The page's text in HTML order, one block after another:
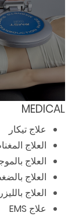
MEDICAL
علاج تيكار
العلاج
العلاج
العلاج
العلاج بالليزر
علاج EMS